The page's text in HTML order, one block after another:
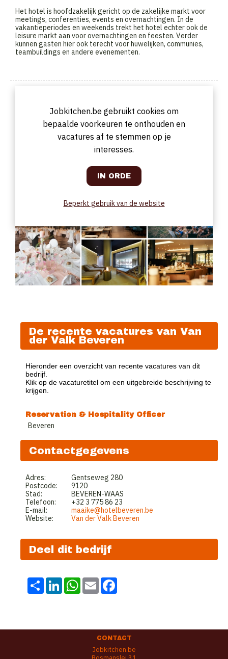
Het hotel is hoofdzakelijk gericht op de zakelijke markt voor
meetings, conferenties, events en overnachtingen. In de
vakantieperiodes en weekends trekt het hotel echter ook de
leisure markt aan voor overnachtingen en feesten. Verder
kunnen gasten hier ook terecht voor huwelijken, communies,
teambuildings en andere evenementen.
De recente vacatures van Van
der Valk Beveren
Hieronder een overzicht van recente vacatures van dit
bedrijf.
Klik op de vacaturetitel om een uitgebreide beschrijving te
krijgen.
Reservation & Hospitality Officer
Beveren
Contactgegevens
Adres:
Gentseweg 280
Postcode:
9120
Stad:
BEVEREN-WAAS
Telefoon:
+32 3 775 86 23
E-mail:
maaike@hotelbeveren.be
Website:
Van der Valk Beveren
Deel dit bedrijf
Share LinkedInWhatsApp
Email
CONTACT
Jobkitchen.be
Jobkitchen.be gebruikt cookies om
bepaalde voorkeuren te onthouden en
vacatures af te stemmen op je
interesses.
Beperkt gebruik van de website